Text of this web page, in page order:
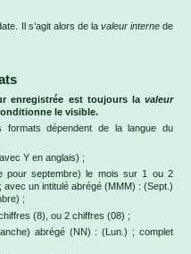
Il s’agit alors de la valeur internede
enregistrée est toujours lavaleur
le visible.
formats dépendent de la langue du
Y en anglais) ;
pour septembre) le mois sur 1 ou 2
un intitulé abrégé (MMM) : (Sept.)
;
(8), ou 2 chiffres (08) ;
abrégé (NN) : (Lun.) ; complet